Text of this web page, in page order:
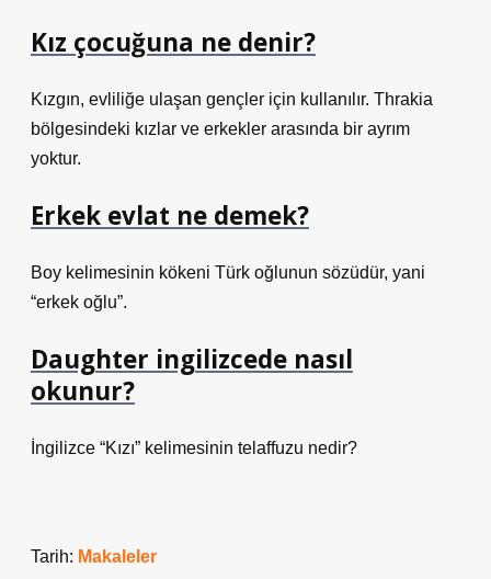
Kız çocuğuna ne denir?
Kızgın, evliliğe ulaşan gençler için kullanılır. Thrakia
bölgesindeki kızlar ve erkekler arasında bir ayrım
yoktur.
Erkek evlat ne demek?
Boy kelimesinin kökeni Türk oğlunun sözüdür, yani
“erkek oğlu”.
Daughter ingilizcede nasıl
okunur?
İngilizce “Kızı” kelimesinin telaffuzu nedir?
Tarih: Makaleler